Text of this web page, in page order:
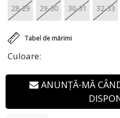
Culoare:
Tabel de mărimi
28-29 29-30 30-31 32-33
ANUNȚĂ-MĂ